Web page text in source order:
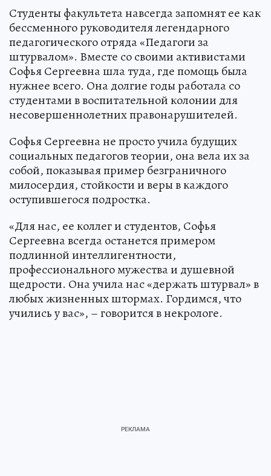
Студенты факультета навсегда запомнят ее как
бессменного руководителя легендарного
педагогического отряда «Педагоги за
штурвалом». Вместе со своими активистами
Софья Сергеевна шла туда, где помощь была
нужнее всего. Она долгие годы работала со
студентами в воспитательной колонии для
несовершеннолетних правонарушителей.
Софья Сергеевна не просто учила будущих
социальных педагогов теории, она вела их за
собой, показывая пример безграничного
милосердия, стойкости и веры в каждого
оступившегося подростка.
«Для нас, ее коллег и студентов, Софья
Сергеевна всегда останется примером
подлинной интеллигентности,
профессионального мужества и душевной
щедрости. Она учила нас «держать штурвал» в
любых жизненных штормах. Гордимся, что
учились у вас», – говорится в некрологе.